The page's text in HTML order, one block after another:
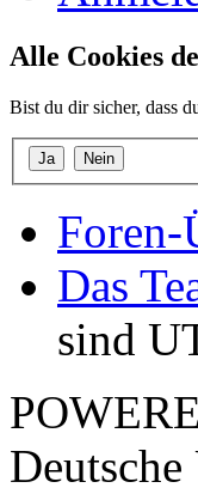
Alle Cookies
Bist du dir sicher, dass
Foren-
Das
sind